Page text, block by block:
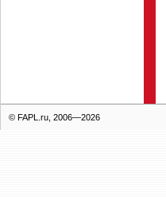
© FAPL.ru, 2006—2026